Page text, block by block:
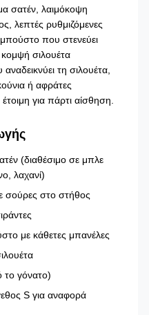
σατέν, λαιμόκοψη
λεπτές ρυθμιζόμενες
που στενεύει
σιλουέτα
τη σιλουέτα,
ή αφράτες
για πάρτι αίσθηση.
(διαθέσιμο σε μπλε
λαχανί)
σούρες στο στήθος
με κάθετες μπανέλες
γόνατο)
S για αναφορά